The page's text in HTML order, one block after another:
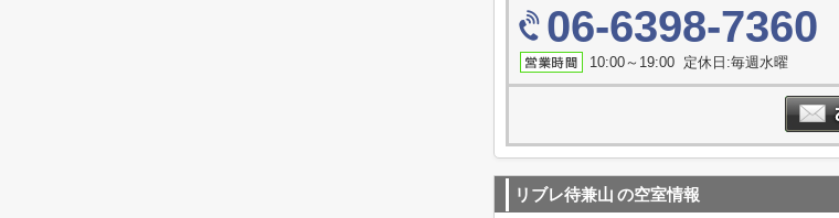
06-6398-7360
10:00～19:00 定休日:毎週水曜
リブレ待兼山 の空室情報